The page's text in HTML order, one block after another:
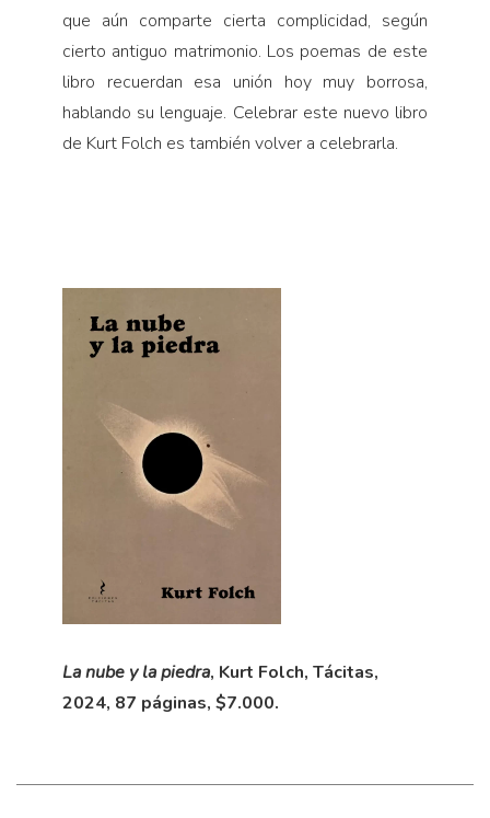
que aún comparte cierta complicidad, según
cierto antiguo matrimonio. Los poemas de este
libro recuerdan esa unión hoy muy borrosa,
hablando su lenguaje. Celebrar este nuevo libro
de Kurt Folch es también volver a celebrarla.
La nube y la piedra, Kurt Folch, Tácitas,
2024, 87 páginas, $7.000.